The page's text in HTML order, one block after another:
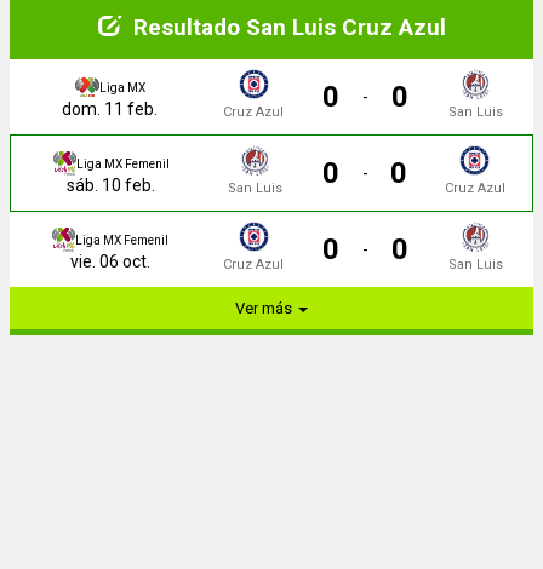
Resultado San Luis Cruz Azul
Liga MX
dom. 11 feb. Cruz Azul 0 - 0 San Luis
Liga MX Femenil
sáb. 10 feb. San Luis 0 - 0 Cruz Azul
Liga MX Femenil
vie. 06 oct. Cruz Azul 0 - 0 San Luis
Ver más